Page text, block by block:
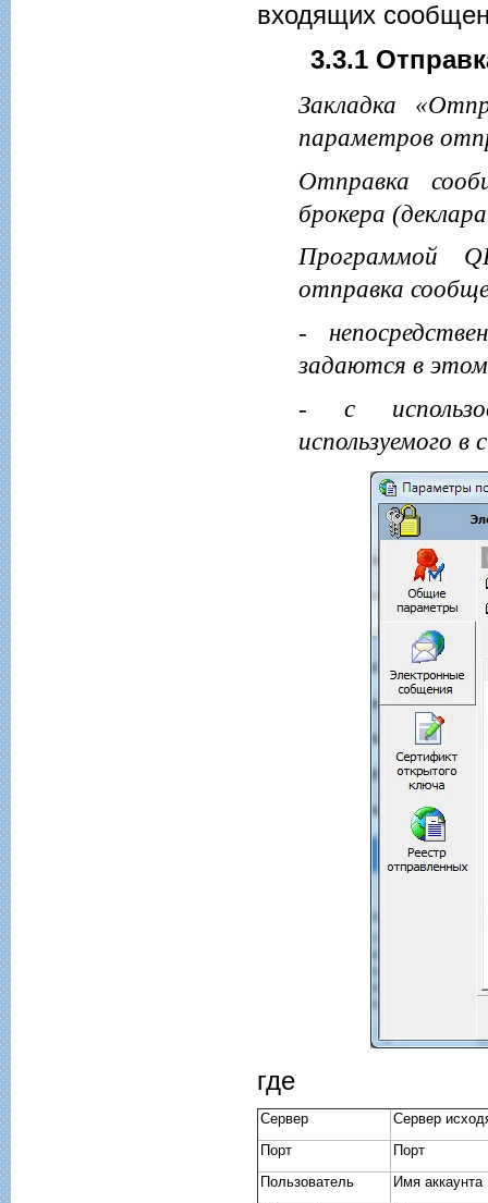
входящих
3.3.1
Закладка
параметров
Отправка
брокера
Программой
отправка
-
задаются в
- с
используемого в
где
Сервер
Сервер
Порт
Порт
Пользователь
Имя аккаунта